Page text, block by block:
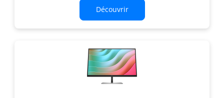
Découvrir